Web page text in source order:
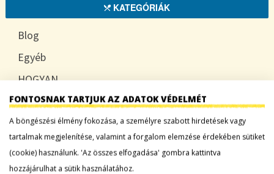
KATEGÓRIÁK
Blog
Egyéb
HOGYAN
TUDATOSAN
LEGFRISSEBB BEJEGYZÉSEK
FONTOSNAK TARTJUK AZ ADATOK VÉDELMÉT
A böngészési élmény fokozása, a személyre szabott hirdetések vagy
tartalmak megjelenítése, valamint a forgalom elemzése érdekében sütiket
(cookie) használunk. 'Az összes elfogadása' gombra kattintva
hozzájárulhat a sütik használatához.